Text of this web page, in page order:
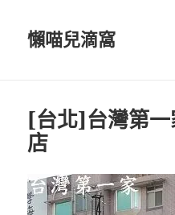
懶喵兒滴窩
[台北]台灣第
店